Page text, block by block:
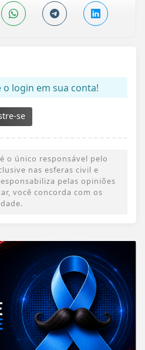
login em sua conta!
se
o único responsável pelo
nas esferas civil e
pelas opiniões
você concorda com os